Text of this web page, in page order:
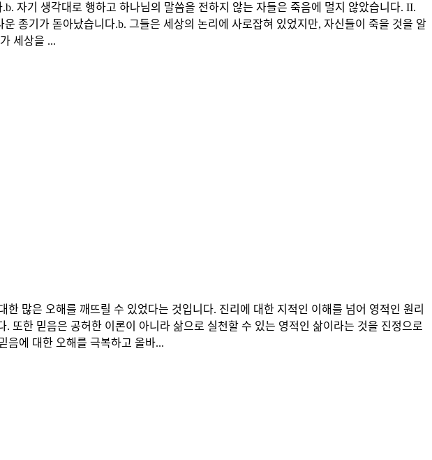
자기 생각대로 행하고 하나님의 말씀을 전하지 않는 자들은 죽음에 멀지 않았습니다. II.
종기가 돋아났습니다.b. 그들은 세상의 논리에 사로잡혀 있었지만, 자신들이 죽을 것을 알
세상을 ...
많은 오해를 깨뜨릴 수 있었다는 것입니다. 진리에 대한 지적인 이해를 넘어 영적인 원리
또한 믿음은 공허한 이론이 아니라 삶으로 실천할 수 있는 영적인 삶이라는 것을 진정으로
음에 대한 오해를 극복하고 올바...